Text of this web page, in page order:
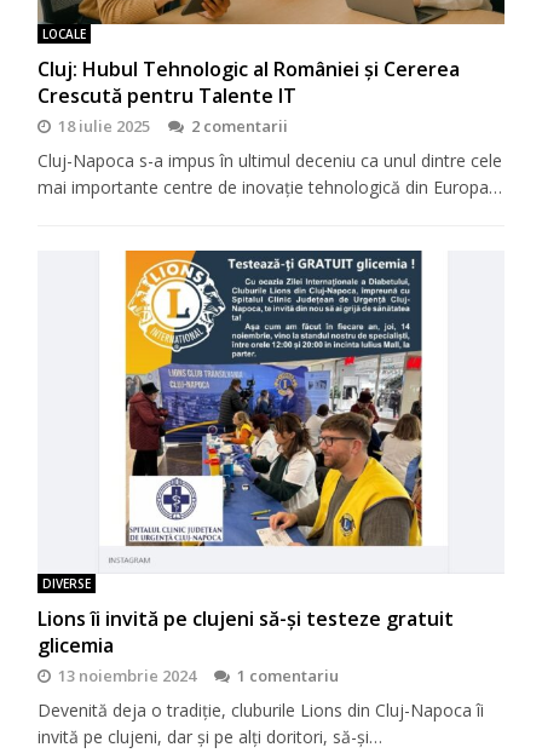
LOCALE
Cluj: Hubul Tehnologic al României și Cererea
Crescută pentru Talente IT
18 iulie 2025 2 comentarii
Cluj-Napoca s-a impus în ultimul deceniu ca unul dintre cele
mai importante centre de inovație tehnologică din Europa…
DIVERSE
Lions îi invită pe clujeni să-şi testeze gratuit
glicemia
13 noiembrie 2024 1 comentariu
Devenită deja o tradiţie, cluburile Lions din Cluj-Napoca îi
invită pe clujeni, dar şi pe alţi doritori, să-şi…